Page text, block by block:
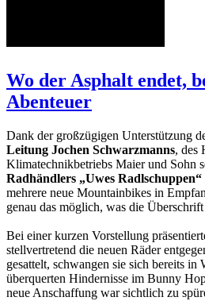
Wo der Asphalt endet,
Abenteuer
Dank der großzügigen Unterstützung
Leitung Jochen Schwarzmanns, des
Klimatechnikbetriebs Maier und Sohn
Radhändlers „Uwes Radlschuppen“
mehrere neue Mountainbikes in
genau das möglich, was die
Bei einer kurzen Vorstellung
stellvertretend die neuen Räder
gesattelt, schwangen sie sich bereits in
überquerten Hindernisse im Bunny
neue Anschaffung war sichtlich zu